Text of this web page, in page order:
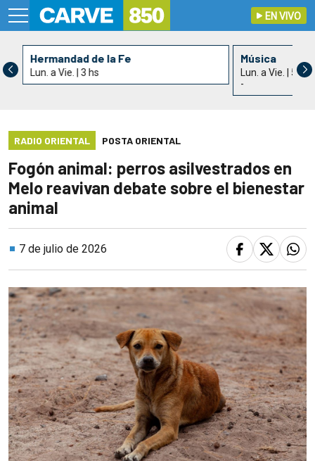
EN VIVO
Hermandad de la Fe
Lun. a Vie. | 3 hs
Música
Lun. a Vie. | 5 hs
-
RADIO ORIENTAL POSTA ORIENTAL
Fogón animal: perros asilvestrados en
Melo reavivan debate sobre el bienestar
animal
7 de julio de 2026